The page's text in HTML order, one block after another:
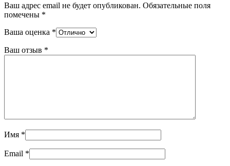
Ваш адрес email не будет опубликован. Обязательные поля
помечены *
Ваша оценка *
Ваш отзыв *
Имя *
Email *